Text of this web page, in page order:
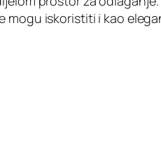
mogu iskoristiti i kao